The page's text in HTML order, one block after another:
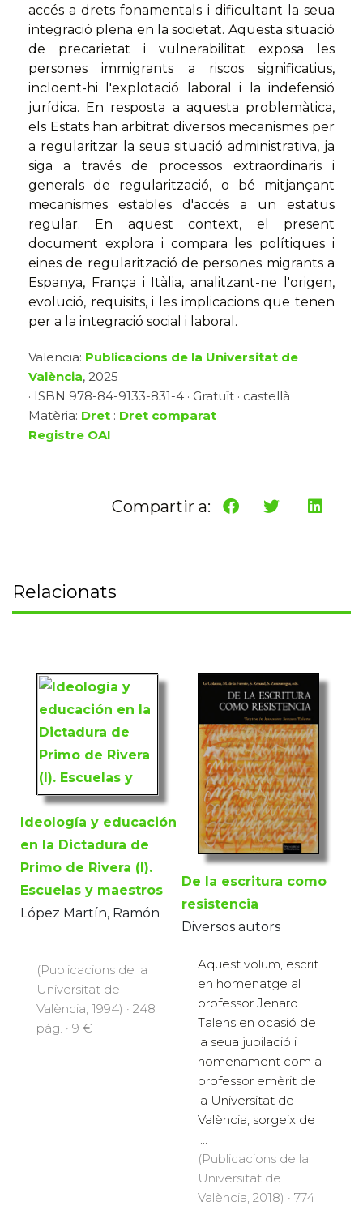
accés a drets fonamentals i dificultant la seua
integració plena en la societat. Aquesta situació
de precarietat i vulnerabilitat exposa les
persones immigrants a riscos significatius,
incloent-hi l'explotació laboral i la indefensió
jurídica. En resposta a aquesta problemàtica,
els Estats han arbitrat diversos mecanismes per
a regularitzar la seua situació administrativa, ja
siga a través de processos extraordinaris i
generals de regularització, o bé mitjançant
mecanismes estables d'accés a un estatus
regular. En aquest context, el present
document explora i compara les polítiques i
eines de regularització de persones migrants a
Espanya, França i Itàlia, analitzant-ne l'origen,
evolució, requisits, i les implicacions que tenen
per a la integració social i laboral.
Valencia: Publicacions de la Universitat de
València, 2025
· ISBN 978-84-9133-831-4 · Gratuït · castellà
Matèria: Dret : Dret comparat
Registre OAI
Compartir a:
Relacionats
Ideología y educación
en la Dictadura de
Primo de Rivera (I).
Escuelas y maestros
López Martín, Ramón
(Publicacions de la
Universitat de
València, 1994) · 248
pàg. · 9 €
De la escritura como
resistencia
Diversos autors
Aquest volum, escrit
en homenatge al
professor Jenaro
Talens en ocasió de
la seua jubilació i
nomenament com a
professor emèrit de
la Universitat de
València, sorgeix de
l...
(Publicacions de la
Universitat de
València, 2018) · 774